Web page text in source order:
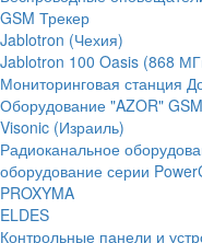
GSM Трекер
Jablotron (Чехия)
Jablotron 100 Oasis (868
Мониторинговая станция
Оборудование "AZOR"
Visonic (Израиль)
Радиоканальное
оборудование серии
PROXYMA
ELDES
Контрольные панели и